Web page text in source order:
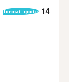
format_quote 14